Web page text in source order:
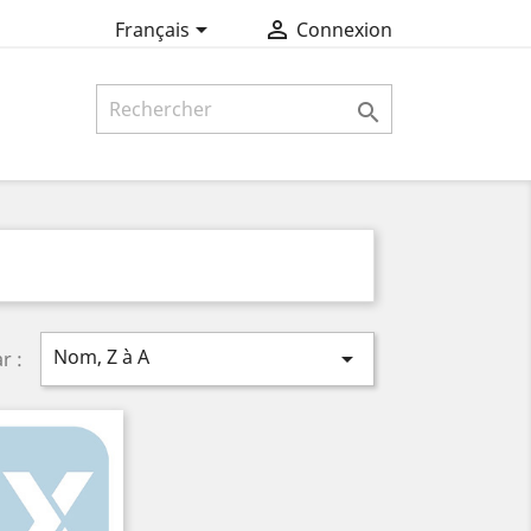
Français  Connexion

: Nom, Z à A 